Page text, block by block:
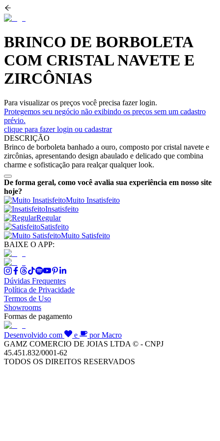
BRINCO DE BORBOLETA
COM CRISTAL NAVETE E
ZIRCÔNIAS
Para visualizar os preços você precisa fazer login.
Protegemos seu negócio não exibindo os preços sem um cadastro
prévio.
clique para fazer login ou cadastrar
DESCRIÇÃO
Brinco de borboleta banhado a ouro, composto por cristal navete e
zircônias, apresentando design abaulado e delicado que combina
charme e sofisticação para realçar qualquer look.
De forma geral, como você avalia sua experiência em nosso site
hoje?
Muito Insatisfeito
Insatisfeito
Regular
Satisfeito
Muito Satisfeito
BAIXE O APP:
Dúvidas Frequentes
Política de Privacidade
Termos de Uso
Showrooms
Formas de pagamento
Desenvolvido com e
por Macro
GAMZ COMERCIO DE JOIAS LTDA © - CNPJ
45.451.832/0001-62
TODOS OS DIREITOS RESERVADOS